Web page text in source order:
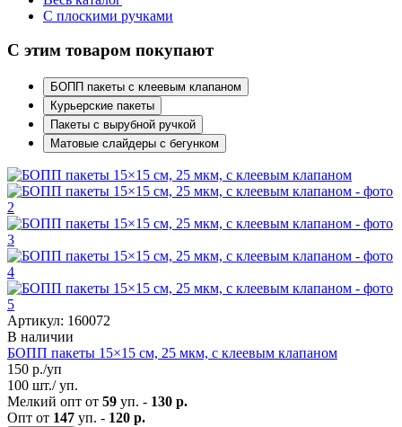
С плоскими ручками
С этим товаром покупают
БОПП пакеты с клеевым клапаном
Курьерские пакеты
Пакеты с вырубной ручкой
Матовые слайдеры с бегунком
Артикул: 160072
В наличии
БОПП пакеты 15×15 см, 25 мкм, с клеевым клапаном
150 р./уп
100 шт./ уп.
Мелкий опт от 59 уп. - 130 р.
Опт от 147 уп. - 120 р.